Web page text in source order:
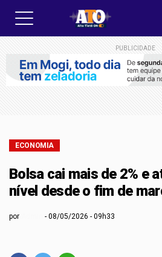
PUBLICIDADE
ECONOMIA
Bolsa cai mais de 2% e
nível desde o fim de
por 08/05/2026 - 09h33